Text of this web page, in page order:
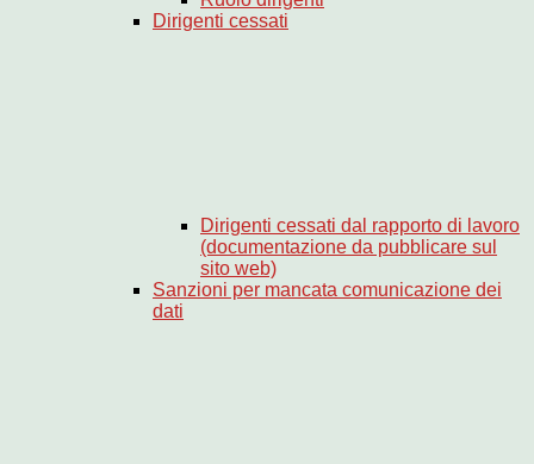
Dirigenti cessati
Dirigenti cessati dal rapporto di lavoro
(documentazione da pubblicare sul
sito web)
Sanzioni per mancata comunicazione dei
dati